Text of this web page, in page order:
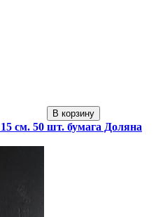
В корзину
см. 50 шт. бумага Доляна